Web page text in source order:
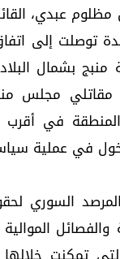
عبدي،
توصلت إلى
منبج بشمال
في
في عملية